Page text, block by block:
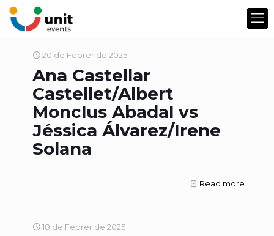
20 de Febrer de 2025
Ana Castellar
Castellet/Albert
Monclus Abadal vs
Jéssica Álvarez/Irene
Solana
Read more
18 de Febrer de 2025